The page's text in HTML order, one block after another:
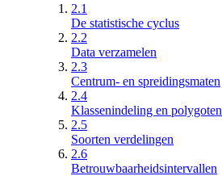
2.1
De statistische cyclus
2.2
Data verzamelen
2.3
Centrum- en spreidingsmaten
2.4
Klassenindeling en polygoten
2.5
Soorten verdelingen
2.6
Betrouwbaarheidsintervallen